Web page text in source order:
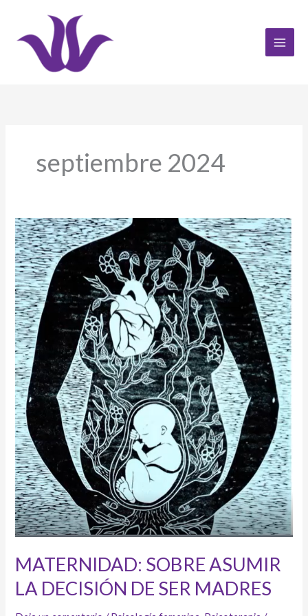
contenido
septiembre 2024
MATERNIDAD: SOBRE ASUMIR
LA DECISIÓN DE SER MADRES